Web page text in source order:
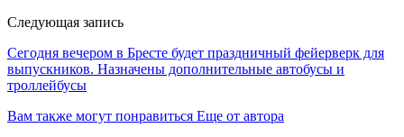
Следующая запись
Сегодня вечером в Бресте будет праздничный фейерверк для
выпускников. Назначены дополнительные автобусы и
троллейбусы
Вам также могут понравиться Еще от автора